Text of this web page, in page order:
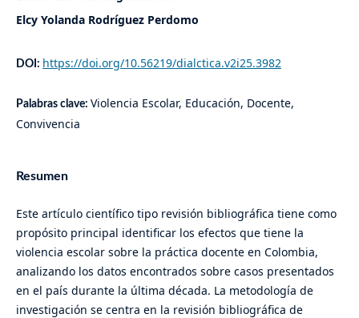
Elcy Yolanda Rodríguez Perdomo
DOI: https://doi.org/10.56219/dialctica.v2i25.3982
Palabras clave: Violencia Escolar, Educación, Docente,
Convivencia
Resumen
Este artículo científico tipo revisión bibliográfica tiene como
propósito principal identificar los efectos que tiene la
violencia escolar sobre la práctica docente en Colombia,
analizando los datos encontrados sobre casos presentados
en el país durante la última década. La metodología de
investigación se centra en la revisión bibliográfica de